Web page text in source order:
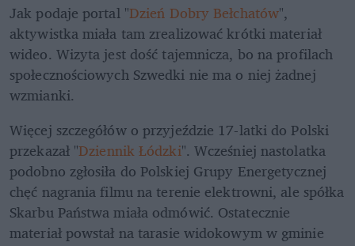
Jak podaje portal "Dzień Dobry Bełchatów",
aktywistka miała tam zrealizować krótki materiał
wideo. Wizyta jest dość tajemnicza, bo na profilach
społecznościowych Szwedki nie ma o niej żadnej
wzmianki.
Więcej szczegółów o przyjeździe 17-latki do Polski
przekazał "Dziennik Łódzki". Wcześniej nastolatka
podobno zgłosiła do Polskiej Grupy Energetycznej
chęć nagrania filmu na terenie elektrowni, ale spółka
Skarbu Państwa miała odmówić. Ostatecznie
materiał powstał na tarasie widokowym w gminie